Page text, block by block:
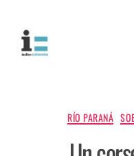
RÍO PARANÁ